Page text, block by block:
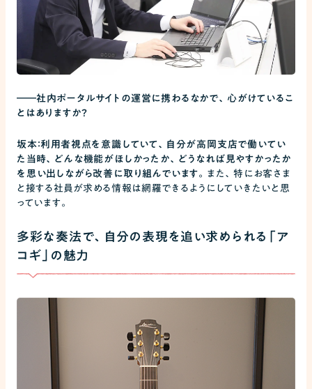
――社内ポータルサイトの運営に携わるなかで、心がけているこ
とはありますか？
坂本：利用者視点を意識していて、自分が高岡支店で働いてい
た当時、どんな機能がほしかったか、どうなれば見やすかったか
を思い出しながら改善に取り組んでいます。 また、特にお客さま
と接する社員が求める情報は網羅できるようにしていきたいと思
っています。
多彩な奏法で、自分の表現を追い求められる「ア
コギ」の魅力